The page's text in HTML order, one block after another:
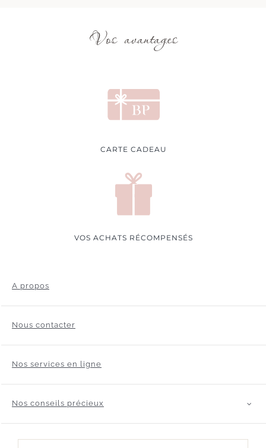
Vos avantages
CARTE CADEAU
VOS ACHATS RÉCOMPENSÉS
A propos
Nous contacter
Nos services en ligne
Nos conseils précieux